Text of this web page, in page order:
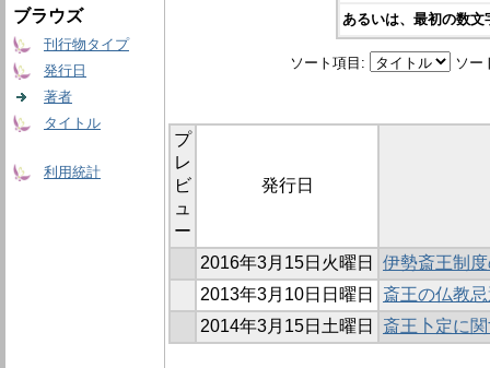
ブラウズ
刊行物タイプ
発行日
著者
タイトル
利用統計
あるいは、最初の数
ソート項目: ソー
プ
レ
ビ
ュ
ー
発行日
2016年3月15日火曜日
伊勢斎王制
2013年3月10日日曜日
斎王の仏教
2014年3月15日土曜日
斎王卜定に